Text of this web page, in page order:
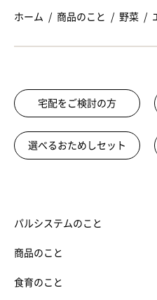
ホーム 商品のこと 野菜
宅配をご検討の方
選べるおためしセット
パルシステムのこと
商品のこと
食育のこと